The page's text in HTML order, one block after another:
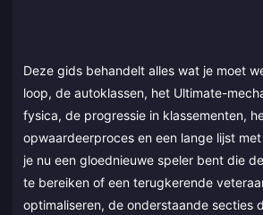
Deze gids behandelt alles wat je moet
loop, de autoklassen, het Ultimate-
fysica, de progressie in klassementen,
opwaardeerproces en een lange lijst
je nu een gloednieuwe speler bent die
te bereiken of een terugkerende
optimaliseren, de onderstaande secties